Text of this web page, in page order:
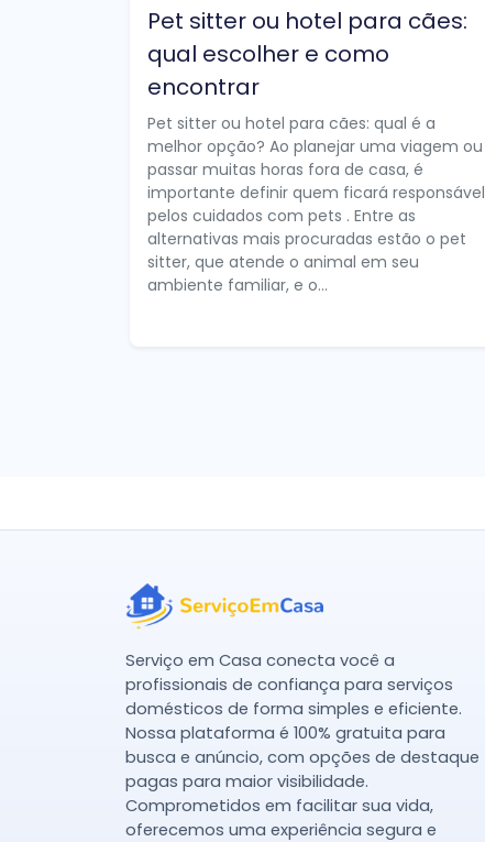
Pet sitter ou hotel para cães:
qual escolher e como
encontrar
Pet sitter ou hotel para cães: qual é a
melhor opção? Ao planejar uma viagem ou
passar muitas horas fora de casa, é
importante definir quem ficará responsável
pelos cuidados com pets . Entre as
alternativas mais procuradas estão o pet
sitter, que atende o animal em seu
ambiente familiar, e o...
Serviço em Casa conecta você a
profissionais de confiança para serviços
domésticos de forma simples e eficiente.
Nossa plataforma é 100% gratuita para
busca e anúncio, com opções de destaque
pagas para maior visibilidade.
Comprometidos em facilitar sua vida,
oferecemos uma experiência segura e